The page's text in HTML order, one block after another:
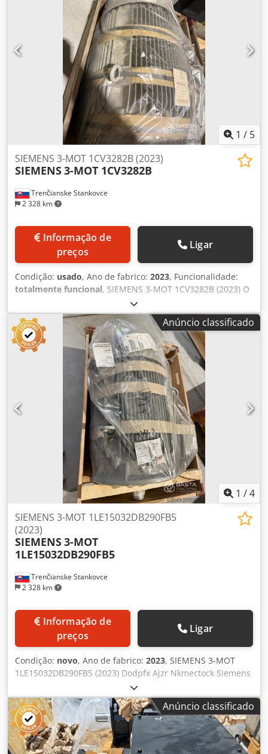
1 / 5
Trenčianske Stankovce
2 328 km
SIEMENS 3-MOT 1CV3282B (2023)
SIEMENS3-MOT 1CV3282B
preços
Ligar
Condição: usado, Ano de fabrico: 2023, Funcionalidade:
totalmente funcional, SIEMENS 3-MOT 1CV3282B (2023) O
Siemens 1CV3282B é um motor assíncrono trifásico
industrial da série SIMOTICS SD (Serviço Pesado), com uma
carcaça de ferro fundido. É projetado para condições de
operação exigentes. [1] Os seus dados técnicos básicos
são: • Potência: 90 kW a 50 Hz (125 HP a 60 Hz) •
Velocidade: 4 polos (aprox. 1485 rpm a 50 Hz) • Dimensões:
280 M • Eficiência: Classe IE3 (Eficiência Premium) • Grau
de proteção: IP55 (protegido contra poeira e jatos de água)
• Tipo de construção: IMB3 (montagem em base) • Peso:
aprox. 670 kg 1LE1503-2DB29-0FB5-Z é o número de
encomenda exato (código MLFB) para o motor elétrico de
ferro fundido da série SIMOTICS SD da Siemens
(Innomotics). Dcodpfozr H U Ajx Actek
Anúncio classificado
1 /4
Trenčianske Stankovce
2 328 km
SIEMENS 3-MOT 1LE15032DB290FB5
(2023)
SIEMENS3-MOT
1LE15032DB290FB5
preços
Ligar
Condição: novo, Ano de fabrico: 2023, SIEMENS 3-MOT
1LE15032DB290FB5 (2023) Dodpfx Ajzr Nkmectock Siemens
1LE1503-2DB29-0FB5-Z: • 90 kW • 60 Hz • 1788 rpm •
Tamanho de construção 280M • IP55 • IE3 • Peso 690 kg
Anúncio classificado